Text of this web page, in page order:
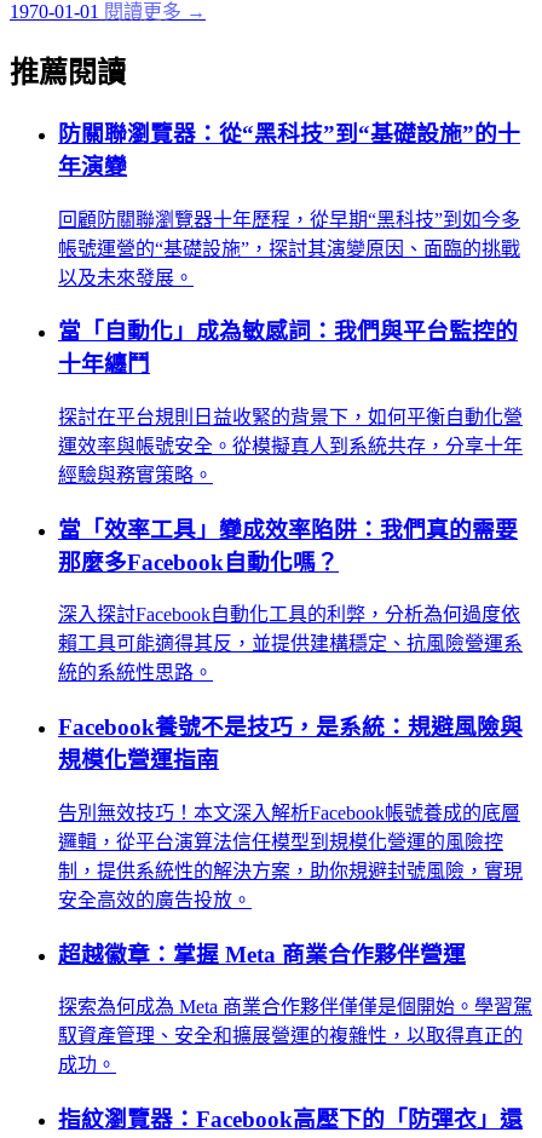
1970-01-01 閱讀更多 →
推薦閱讀
防關聯瀏覽器：從“黑科技”到“基礎設施”的十
年演變
回顧防關聯瀏覽器十年歷程，從早期“黑科技”到如今多
帳號運營的“基礎設施”，探討其演變原因、面臨的挑戰
以及未來發展。
當「自動化」成為敏感詞：我們與平台監控的
十年纏鬥
探討在平台規則日益收緊的背景下，如何平衡自動化營
運效率與帳號安全。從模擬真人到系統共存，分享十年
經驗與務實策略。
當「效率工具」變成效率陷阱：我們真的需要
那麼多Facebook自動化嗎？
深入探討Facebook自動化工具的利弊，分析為何過度依
賴工具可能適得其反，並提供建構穩定、抗風險營運系
統的系統性思路。
Facebook養號不是技巧，是系統：規避風險與
規模化營運指南
告別無效技巧！本文深入解析Facebook帳號養成的底層
邏輯，從平台演算法信任模型到規模化營運的風險控
制，提供系統性的解決方案，助你規避封號風險，實現
安全高效的廣告投放。
超越徽章：掌握 Meta 商業合作夥伴營運
探索為何成為 Meta 商業合作夥伴僅僅是個開始。學習駕
馭資產管理、安全和擴展營運的複雜性，以取得真正的
成功。
指紋瀏覽器：Facebook高壓下的「防彈衣」還